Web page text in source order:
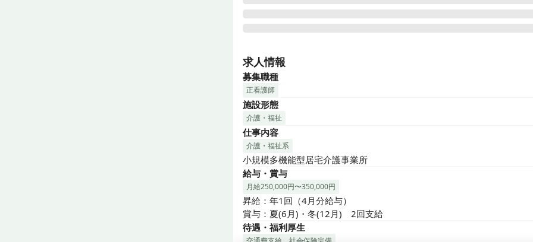
日勤務OK | 健康保険あり | 厚生年金あり | 雇用保険あり | 労災保険あり
形労働時間制 | 敷地内禁煙（喫煙場所あり）
全国170か所以上で介護事業を展開する法人が運営する小規模多機能型施
で、看護職を募集します。2025年11月茨木市小柳町にて新規オープンし
す。
体温や血圧などのバイタルチェック、服薬管理など日々の健康管理を担
だきます。介護士やリハビリ職と連携し、ご利用者様の在宅生活を多角
ポートできる、やりがいのある環境です。
★★★即日勤務を希望される方★★★
2025年11月オープンまでは既存の事業所で勤務いただきます。
2025年9月～10月に小柳の事業所に異動の予定です。
既存の対象事業所は次の通りです。
(1)ゆとり庵甲陽園（西宮市）
求人情報
募集職種
正看護師
施設形態
介護・福祉
仕事内容
介護・福祉系
小規模多機能型居宅介護事業所
給与・賞与
月給250,000円〜350,000円
昇給：年1回（4月分給与）
賞与：夏(6月)・冬(12月)　2回支給
待遇・福利厚生